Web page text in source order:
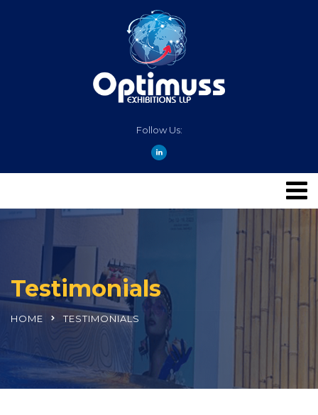
Follow Us:
Testimonials
HOME TESTIMONIALS